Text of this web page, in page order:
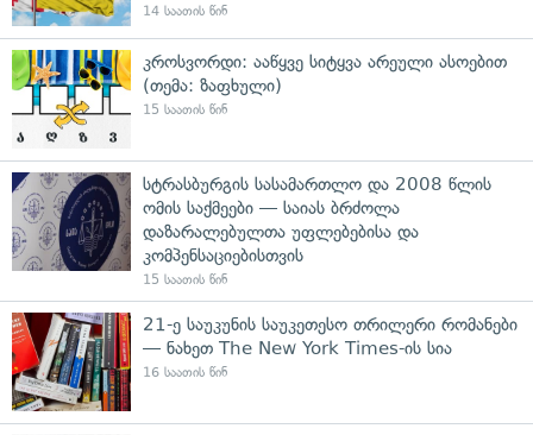
14 საათის წინ
კროსვორდი: ააწყვე სიტყვა არეული ასოებით
(თემა: ზაფხული)
15 საათის წინ
სტრასბურგის სასამართლო და 2008 წლის
ომის საქმეები — საიას ბრძოლა
დაზარალებულთა უფლებებისა და
კომპენსაციებისთვის
15 საათის წინ
21-ე საუკუნის საუკეთესო თრილერი რომანები
— ნახეთ The New York Times-ის სია
16 საათის წინ